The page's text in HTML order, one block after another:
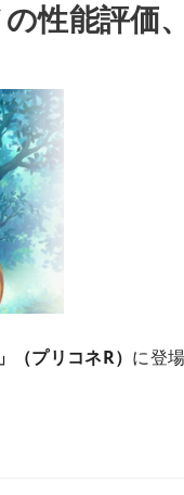
の性能評
（プリコネR） に登